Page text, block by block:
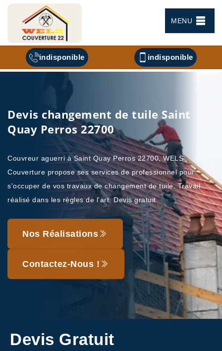
MENU
indisponible indisponible
Devis changement de tuile Saint
Quay Perros 22700
Couvreur aguerri à Saint Quay Perros 22700, WELS
Couverture propose ses services de professionnel pour
s'occuper de vos travaux de changement de tuile. Travail
réalisé dans les règles de l'art. Devis gratuit
Nos Réalisations
Contactez-Nous !
Devis Gratuit